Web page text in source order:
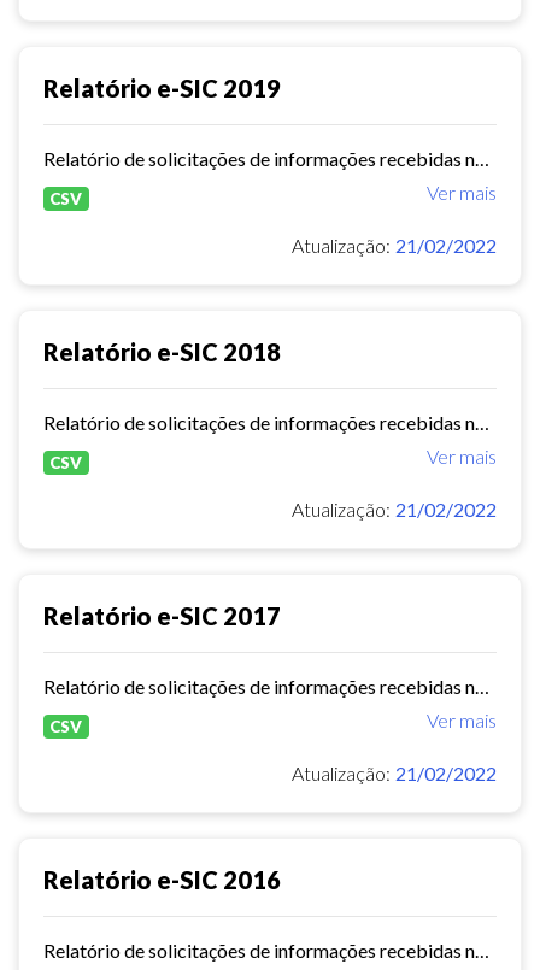
Relatório e-SIC 2019
Ver mais
CSV
Atualização: 21/02/2022
Relatório e-SIC 2018
Ver mais
CSV
Atualização: 21/02/2022
Relatório e-SIC 2017
Ver mais
CSV
Atualização: 21/02/2022
Relatório e-SIC 2016